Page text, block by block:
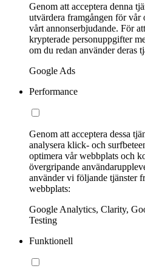
Genom att acceptera denna
utvärdera framgången för vår
vårt annonserbjudande. För
krypterade personuppgifter
om du redan använder deras
Google Ads
Performance
Genom att acceptera dessa
analysera klick- och
optimera vår webbplats och
övergripande
använder vi följande tjänster
webbplats:
Google Analytics, Clarity,
Testing
Funktionell